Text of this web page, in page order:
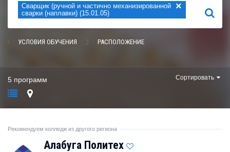
Сварщик (ручной и частично механизированной
сварки (наплавки) (15.01.05)
×
НАЙТИ
УСЛОВИЯ ОБУЧЕНИЯ РАСПОЛОЖЕНИЕ
5 программ Сортировать
Рекомендуем колледж из другого региона
Алабуга Политех